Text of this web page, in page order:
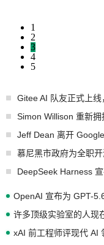
1
2
3
4
5
Gitee AI 队友正式上
Simon Willison 重新拥
Jeff Dean 离开
慕尼黑市政府为全职
OpenAI 宣布为 GPT-
许多顶级实验室的人现
xAI 前工程师评现代 AI